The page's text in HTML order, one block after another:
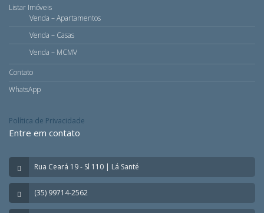
Listar Imóveis
Venda – Apartamentos
Venda – Casas
Venda – MCMV
Contato
WhatsApp
Política de Privacidade
Entre em contato
Rua Ceará 19 - Sl 110 | Lá Santé
(35) 99714-2562